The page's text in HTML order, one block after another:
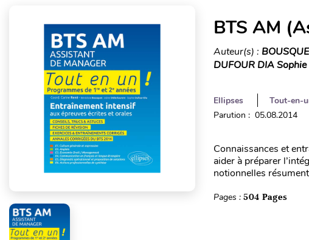
BTS AM
Auteur(s) :
DUFOUR DIA Sophie
Ellipses
Tout-en-
Parution : 05.08.2014
Connaissances et
aider à préparer
notionnelles
Pages : 504 Pages